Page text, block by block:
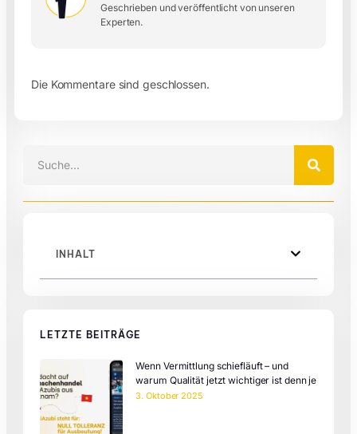
Geschrieben und veröffentlicht von unseren
Experten.
Die Kommentare sind geschlossen.
INHALT
LETZTE BEITRÄGE
Wenn Vermittlung schiefläuft – und
warum Qualität jetzt wichtiger ist denn je
3. Oktober 2025